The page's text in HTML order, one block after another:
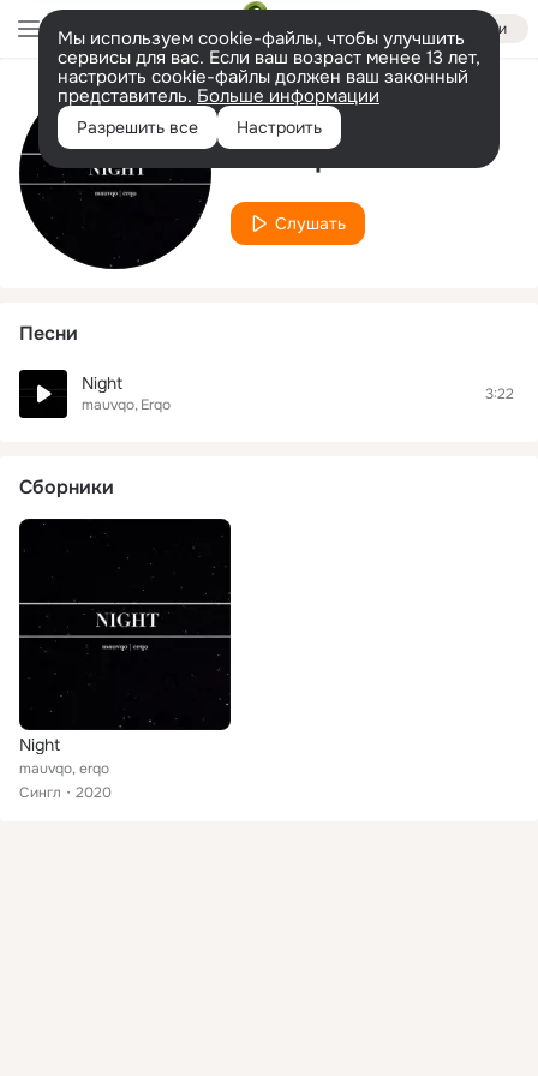
Войти
Мы используем cookie-файлы, чтобы улучшить
сервисы для вас. Если ваш возраст менее 13 лет,
настроить cookie-файлы должен ваш законный
представитель. Больше информации
Разрешить все Настроить
Исполнитель
mauvqo
Слушать
Песни
Night
mauvqo Erqo
3:22
Сборники
Night
mauvqo, erqo
Сингл
2020